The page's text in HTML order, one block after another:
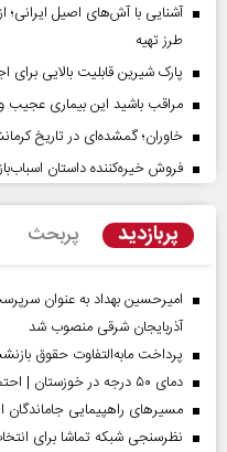
آشنایی با آش‌های اصیل
طرز تهیه
پارک شیرین قابلیت‌ بالایی
مراقب باشید این بیماری عجیب
خاوران؛ گمشده‌ای در تاریخ
فروش خیره‌کننده داستان اسباب‌بازی ۵؛ بزرگ‌ترین افتتاحیه سال برای
پربازدید پربحث
امیرحسین بهداد به عنوان
آذربایجان شرقی منصوب شد
پرداخت مابه‌التفاوت حقوق
دمای ۵۰ درجه در خوزستان | احتمال بارش‌های سیل‌آسا در ۳ استان
مسیر‌های راهپیمایی جاماندگان
نظرسنجی شبکه تماشا برای